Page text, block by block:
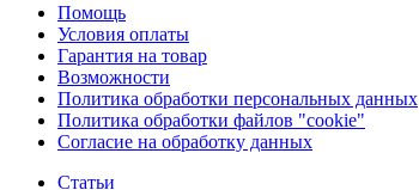
Помощь
Условия оплаты
Гарантия на товар
Возможности
Политика обработки персональных данных
Политика обработки файлов "cookie"
Согласие на обработку данных
Статьи